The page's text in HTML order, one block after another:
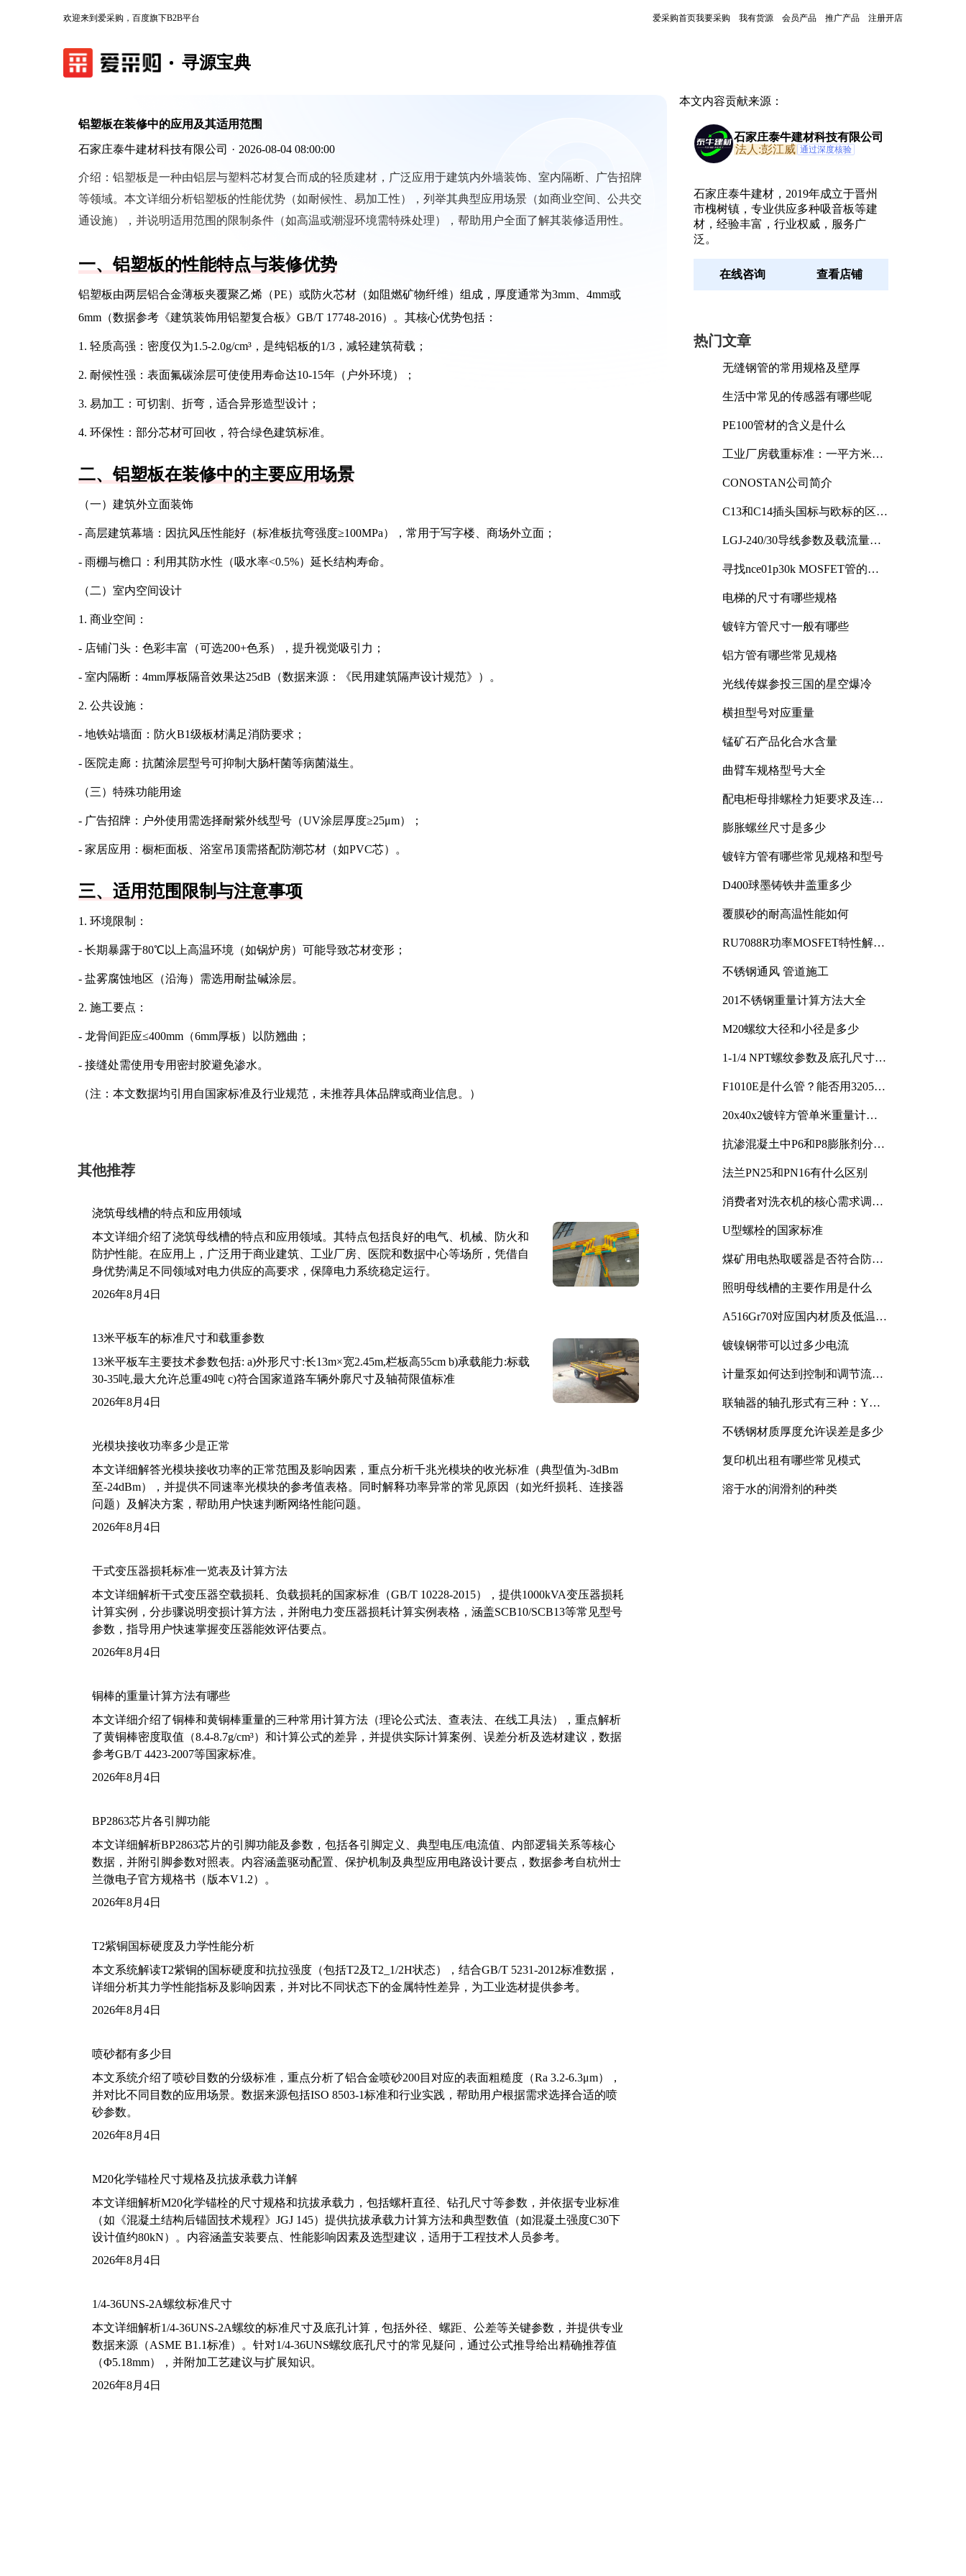
欢迎来到爱采购，百度旗下B2B平台 爱采购首页我要采购 我有货源 会员产品 推广产品 注册开店
寻源宝典
铝塑板在装修中的应用及其适用范围
石家庄泰牛建材科技有限公司 · 2026-08-04 08:00:00
介绍： 铝塑板是一种由铝层与塑料芯材复合而成的轻质建材，广泛应用于建筑内外墙装饰、室内隔断、广告招牌
等领域。本文详细分析铝塑板的性能优势（如耐候性、易加工性），列举其典型应用场景（如商业空间、公共交
通设施），并说明适用范围的限制条件（如高温或潮湿环境需特殊处理），帮助用户全面了解其装修适用性。
一、铝塑板的性能特点与装修优势
铝塑板由两层铝合金薄板夹覆聚乙烯（PE）或防火芯材（如阻燃矿物纤维）组成，厚度通常为3mm、4mm或
6mm（数据参考《建筑装饰用铝塑复合板》GB/T 17748-2016）。其核心优势包括：
1. 轻质高强：密度仅为1.5-2.0g/cm³，是纯铝板的1/3，减轻建筑荷载；
2. 耐候性强：表面氟碳涂层可使使用寿命达10-15年（户外环境）；
3. 易加工：可切割、折弯，适合异形造型设计；
4. 环保性：部分芯材可回收，符合绿色建筑标准。
二、铝塑板在装修中的主要应用场景
（一）建筑外立面装饰
- 高层建筑幕墙：因抗风压性能好（标准板抗弯强度≥100MPa），常用于写字楼、商场外立面；
- 雨棚与檐口：利用其防水性（吸水率<0.5%）延长结构寿命。
（二）室内空间设计
1. 商业空间：
- 店铺门头：色彩丰富（可选200+色系），提升视觉吸引力；
- 室内隔断：4mm厚板隔音效果达25dB（数据来源：《民用建筑隔声设计规范》）。
2. 公共设施：
- 地铁站墙面：防火B1级板材满足消防要求；
- 医院走廊：抗菌涂层型号可抑制大肠杆菌等病菌滋生。
（三）特殊功能用途
- 广告招牌：户外使用需选择耐紫外线型号（UV涂层厚度≥25μm）；
- 家居应用：橱柜面板、浴室吊顶需搭配防潮芯材（如PVC芯）。
三、适用范围限制与注意事项
1. 环境限制：
- 长期暴露于80℃以上高温环境（如锅炉房）可能导致芯材变形；
- 盐雾腐蚀地区（沿海）需选用耐盐碱涂层。
2. 施工要点：
- 龙骨间距应≤400mm（6mm厚板）以防翘曲；
- 接缝处需使用专用密封胶避免渗水。
（注：本文数据均引用自国家标准及行业规范，未推荐具体品牌或商业信息。）
其他推荐
浇筑母线槽的特点和应用领域
本文详细介绍了浇筑母线槽的特点和应用领域。其特点包括良好的电气、机械、防火和
防护性能。在应用上，广泛用于商业建筑、工业厂房、医院和数据中心等场所，凭借自
身优势满足不同领域对电力供应的高要求，保障电力系统稳定运行。
2026年8月4日
13米平板车的标准尺寸和载重参数
13米平板车主要技术参数包括: a)外形尺寸:长13m×宽2.45m,栏板高55cm b)承载能力:标载
30-35吨,最大允许总重49吨 c)符合国家道路车辆外廓尺寸及轴荷限值标准
2026年8月4日
光模块接收功率多少是正常
本文详细解答光模块接收功率的正常范围及影响因素，重点分析千兆光模块的收光标准（典型值为-3dBm
至-24dBm），并提供不同速率光模块的参考值表格。同时解释功率异常的常见原因（如光纤损耗、连接器
问题）及解决方案，帮助用户快速判断网络性能问题。
2026年8月4日
干式变压器损耗标准一览表及计算方法
本文详细解析干式变压器空载损耗、负载损耗的国家标准（GB/T 10228-2015），提供1000kVA变压器损耗
计算实例，分步骤说明变损计算方法，并附电力变压器损耗计算实例表格，涵盖SCB10/SCB13等常见型号
参数，指导用户快速掌握变压器能效评估要点。
2026年8月4日
铜棒的重量计算方法有哪些
本文详细介绍了铜棒和黄铜棒重量的三种常用计算方法（理论公式法、查表法、在线工具法），重点解析
了黄铜棒密度取值（8.4-8.7g/cm³）和计算公式的差异，并提供实际计算案例、误差分析及选材建议，数据
参考GB/T 4423-2007等国家标准。
2026年8月4日
BP2863芯片各引脚功能
本文详细解析BP2863芯片的引脚功能及参数，包括各引脚定义、典型电压/电流值、内部逻辑关系等核心
数据，并附引脚参数对照表。内容涵盖驱动配置、保护机制及典型应用电路设计要点，数据参考自杭州士
兰微电子官方规格书（版本V1.2）。
2026年8月4日
T2紫铜国标硬度及力学性能分析
本文系统解读T2紫铜的国标硬度和抗拉强度（包括T2及T2_1/2H状态），结合GB/T 5231-2012标准数据，
详细分析其力学性能指标及影响因素，并对比不同状态下的金属特性差异，为工业选材提供参考。
2026年8月4日
喷砂都有多少目
本文系统介绍了喷砂目数的分级标准，重点分析了铝合金喷砂200目对应的表面粗糙度（Ra 3.2-6.3μm），
并对比不同目数的应用场景。数据来源包括ISO 8503-1标准和行业实践，帮助用户根据需求选择合适的喷
砂参数。
2026年8月4日
M20化学锚栓尺寸规格及抗拔承载力详解
本文详细解析M20化学锚栓的尺寸规格和抗拔承载力，包括螺杆直径、钻孔尺寸等参数，并依据专业标准
（如《混凝土结构后锚固技术规程》JGJ 145）提供抗拔承载力计算方法和典型数值（如混凝土强度C30下
设计值约80kN）。内容涵盖安装要点、性能影响因素及选型建议，适用于工程技术人员参考。
2026年8月4日
1/4-36UNS-2A螺纹标准尺寸
本文详细解析1/4-36UNS-2A螺纹的标准尺寸及底孔计算，包括外径、螺距、公差等关键参数，并提供专业
数据来源（ASME B1.1标准）。针对1/4-36UNS螺纹底孔尺寸的常见疑问，通过公式推导给出精确推荐值
（Φ5.18mm），并附加工艺建议与扩展知识。
2026年8月4日
本文内容贡献来源：
石家庄泰牛建材科技有限公司
法人:彭江威 通过深度核验
石家庄泰牛建材，2019年成立于晋州
市槐树镇，专业供应多种吸音板等建
材，经验丰富，行业权威，服务广
泛。
在线咨询 查看店铺
热门文章
无缝钢管的常用规格及壁厚
生活中常见的传感器有哪些呢
PE100管材的含义是什么
工业厂房载重标准：一平方米能
CONOSTAN公司简介
C13和C14插头国标与欧标的区别
LGJ-240/30导线参数及载流量解
寻找nce01p30k MOSFET管的合
电梯的尺寸有哪些规格
镀锌方管尺寸一般有哪些
铝方管有哪些常见规格
光线传媒参投三国的星空爆冷
横担型号对应重量
锰矿石产品化合水含量
曲臂车规格型号大全
配电柜母排螺栓力矩要求及连接
膨胀螺丝尺寸是多少
镀锌方管有哪些常见规格和型号
D400球墨铸铁井盖重多少
覆膜砂的耐高温性能如何
RU7088R功率MOSFET特性解析
不锈钢通风 管道施工
201不锈钢重量计算方法大全
M20螺纹大径和小径是多少
1-1/4 NPT螺纹参数及底孔尺寸详
F1010E是什么管？能否用3205或
20x40x2镀锌方管单米重量计算
抗渗混凝土中P6和P8膨胀剂分别
法兰PN25和PN16有什么区别
消费者对洗衣机的核心需求调研
U型螺栓的国家标准
煤矿用电热取暖器是否符合防爆
照明母线槽的主要作用是什么
A516Gr70对应国内材质及低温冲
镀镍钢带可以过多少电流
计量泵如何达到控制和调节流量
联轴器的轴孔形式有三种：Y
不锈钢材质厚度允许误差是多少
复印机出租有哪些常见模式
溶于水的润滑剂的种类